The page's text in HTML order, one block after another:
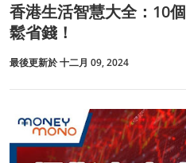
香港生活智慧大全：10
鬆省錢！
最後更新於 十二月 09, 2024